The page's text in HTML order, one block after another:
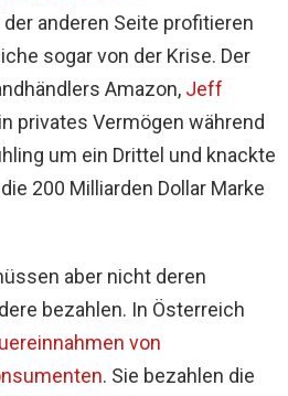
der anderen Seite profitieren
sogar von der Krise. Der
Amazon, Jeff
privates Vermögen während
um ein Drittel und knackte
200 Milliarden Dollar Marke
aber nicht deren
bezahlen. In Österreich
von
. Sie bezahlen die